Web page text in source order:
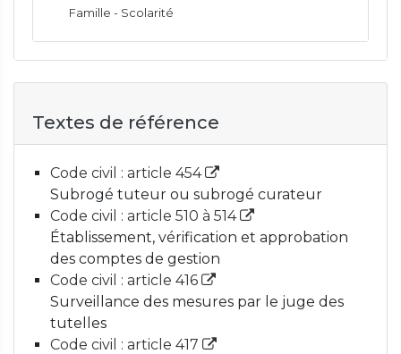
Famille - Scolarité
Textes de référence
Code civil : article 454
Subrogé tuteur ou subrogé curateur
Code civil : article 510 à 514
Établissement, vérification et approbation
des comptes de gestion
Code civil : article 416
Surveillance des mesures par le juge des
tutelles
Code civil : article 417